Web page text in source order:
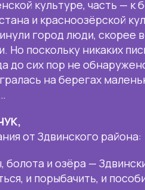
культуре, часть — к
и красноозёрской
город люди, скорее
Но поскольку никаких
до сих пор не
на берегах
от Здвинского района:
болота и озёра —
и порыбачить, и